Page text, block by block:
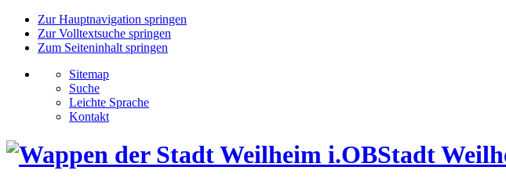
Zur Hauptnavigation springen
Zur Volltextsuche springen
Zum Seiteninhalt springen
Sitemap
Suche
Leichte Sprache
Kontakt
Stadt